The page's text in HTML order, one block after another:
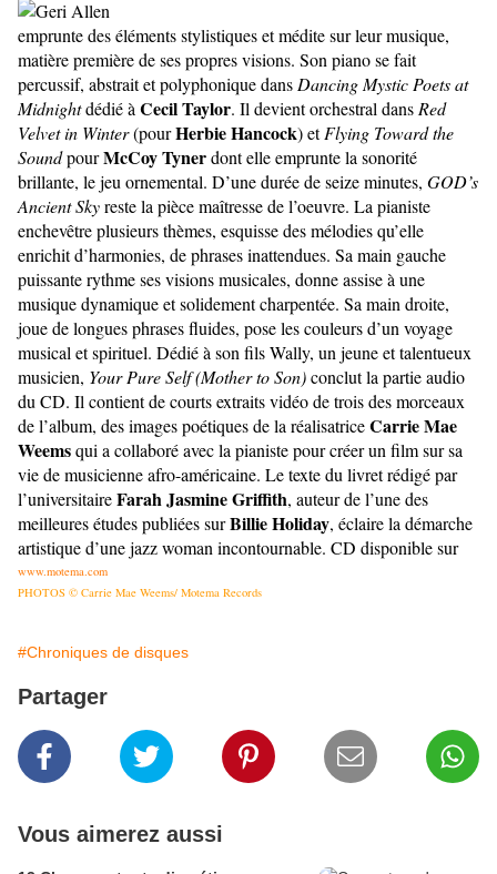
emprunte des éléments stylistiques et médite sur leur musique,
matière première de ses propres visions. Son piano se fait
percussif, abstrait et polyphonique dans Dancing Mystic Poets at
Midnightdédié à Cecil Taylor. Il devient orchestral dans Red
Velvet in Winter(pourHerbie Hancock) et Flying Toward the
SoundpourMcCoy Tynerdont elle emprunte la sonorité
brillante, le jeu ornemental. D’une durée de seize minutes, GOD’s
Ancient Skyreste la pièce maîtresse de l’oeuvre. La pianiste
enchevêtre plusieurs thèmes, esquisse des mélodies qu’elle
enrichit d’harmonies, de phrases inattendues. Sa main gauche
puissante rythme ses visions musicales, donne assise à une
musique dynamique et solidement charpentée. Sa main droite,
joue de longues phrases fluides, pose les couleurs d’un voyage
musical et spirituel. Dédié à son fils Wally, un jeune et talentueux
musicien, Your Pure Self (Mother to Son)conclut la partie audio
du CD. Il contient de courts extraits vidéo de trois des morceaux
de l’album, des images poétiques de la réalisatriceCarrie Mae
Weemsqui a collaboré avec la pianiste pour créer un film sur sa
vie de musicienne afro-américaine. Le texte du livret rédigé par
l’universitaireFarah Jasmine Griffith, auteur de l’une des
meilleures études publiées surBillie Holiday, éclaire la démarche
artistique d’une jazz woman incontournable. CD disponible sur
www.motema.com
PHOTOS © Carrie Mae Weems/ Motema Records
#Chroniques de disques
Partager
Vous aimerez aussi